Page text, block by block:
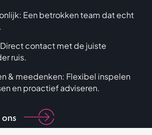
Een betrokken team dat echt
contact met de juiste
ruis.
& meedenken: Flexibel inspelen
en proactief adviseren.